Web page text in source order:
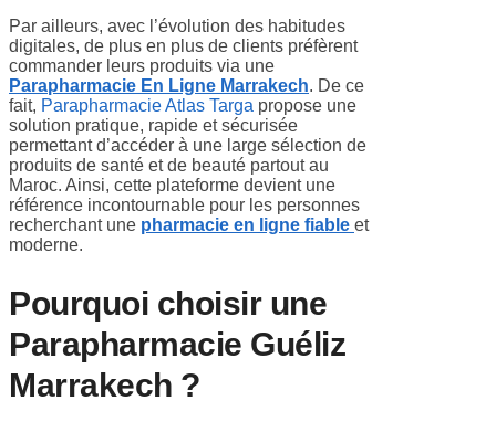
Par ailleurs, avec l’évolution des habitudes
digitales, de plus en plus de clients préfèrent
commander leurs produits via une
Parapharmacie En Ligne Marrakech. De ce
fait, Parapharmacie Atlas Targa propose une
solution pratique, rapide et sécurisée
permettant d’accéder à une large sélection de
produits de santé et de beauté partout au
Maroc. Ainsi, cette plateforme devient une
référence incontournable pour les personnes
recherchant une pharmacie en ligne fiable et
moderne.
Pourquoi choisir une
Parapharmacie Guéliz
Marrakech ?